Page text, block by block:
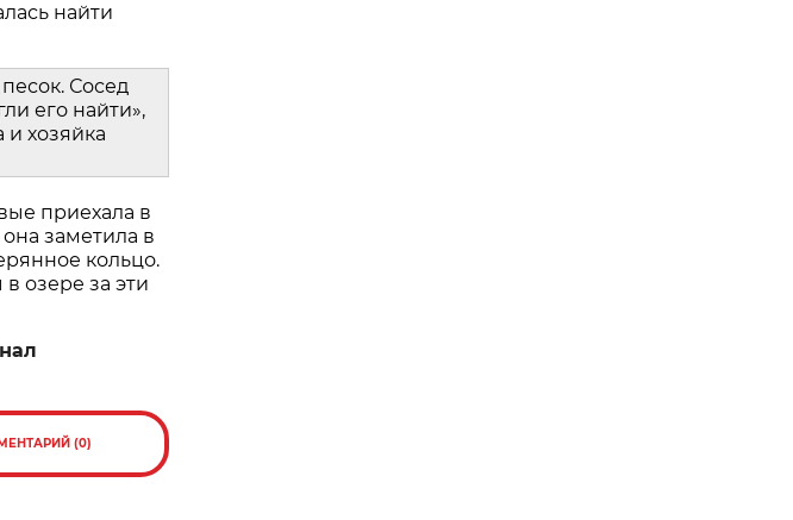
найти
Сосед
его найти»,
хозяйка
приехала в
заметила в
кольцо.
озере за эти
(0)